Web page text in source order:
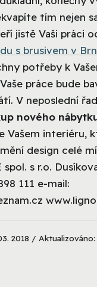
tím nejen
jistě Vaši práci
s brusivem v
potřeby k
práce bude
V neposlední
nového
Vašem interiéru,
design celé
spol. s r.o.
111 e-mail:
2018 / Aktualizováno: